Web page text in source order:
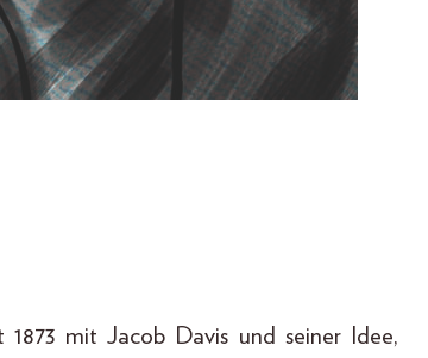
mit Jacob Davis und seiner Idee,